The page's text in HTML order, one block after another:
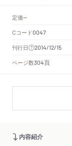
定価--
Cコード0047
刊行日
2014/12/15
ページ数304頁
内容紹介